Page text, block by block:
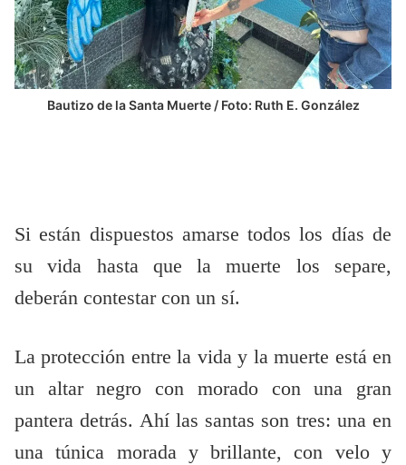
Bautizo de la Santa Muerte / Foto: Ruth E. González
Si están dispuestos amarse todos los días de
su vida hasta que la muerte los separe,
deberán contestar con un sí.
La protección entre la vida y la muerte está en
un altar negro con morado con una gran
pantera detrás. Ahí las santas son tres: una en
una túnica morada y brillante, con velo y